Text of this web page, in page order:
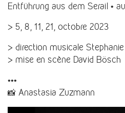
Entführung aus dem Serail •
> 5, 8, 11, 21, octobre 2023
> direction musicale
> mise en scène David Bösch
•••
📸 Anastasia Zuzmann